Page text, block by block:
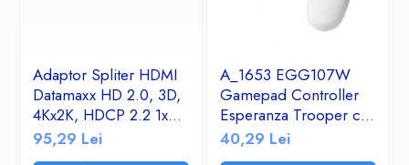
Adaptor Spliter HDMI
Datamaxx HD 2.0, 3D,
4Kx2K, HDCP 2.2 1x
HDMI intrare la 4 x
95,29 Lei
A_1653 EGG107W
Gamepad Controller
Esperanza Trooper cu
vibratii PC/PS3 Alb
40,29 Lei